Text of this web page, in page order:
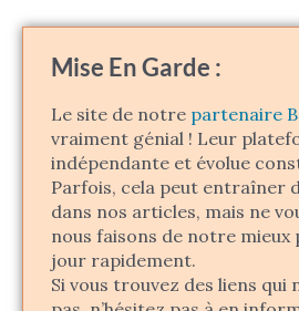
Mise En Garde :
Le site de notre partenaire
vraiment génial ! Leur
indépendante et évolue
Parfois, cela peut entraîner
dans nos articles, mais ne
nous faisons de notre
jour rapidement.
Si vous trouvez des liens